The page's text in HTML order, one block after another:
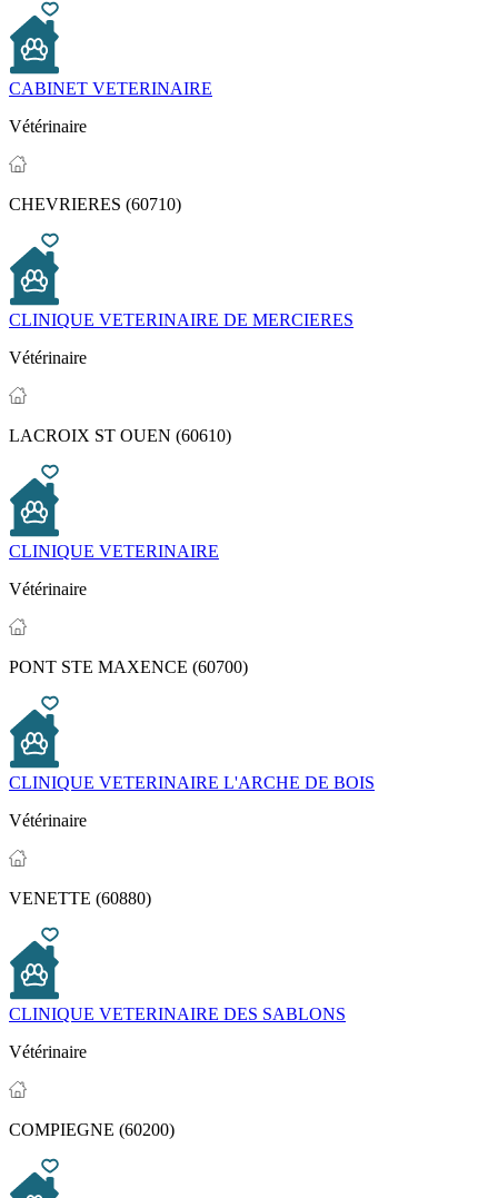
CABINET VETERINAIRE
Vétérinaire
CHEVRIERES (60710)
CLINIQUE VETERINAIRE DE MERCIERES
Vétérinaire
LACROIX ST OUEN (60610)
CLINIQUE VETERINAIRE
Vétérinaire
PONT STE MAXENCE (60700)
CLINIQUE VETERINAIRE L'ARCHE DE BOIS
Vétérinaire
VENETTE (60880)
CLINIQUE VETERINAIRE DES SABLONS
Vétérinaire
COMPIEGNE (60200)